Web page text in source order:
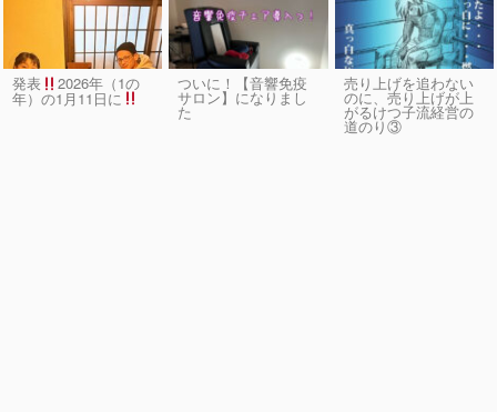
発表 2026年（1の
年）の1月11日に
ついに！【音響免疫
サロン】になりまし
た
売り上げを追わない
のに、売り上げが上
がるけつ子流経営の
道のり③